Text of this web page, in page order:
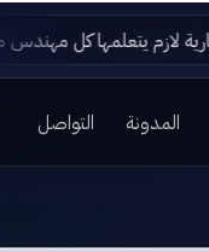
أهم الخارجي
المدونة التواصل